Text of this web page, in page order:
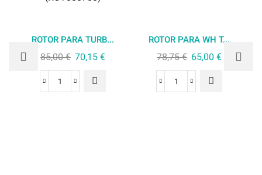
ROTOR PARA TURB...
85,00€ 70,15 €
ROTOR PARA WH T...
78,75€ 65,00 €